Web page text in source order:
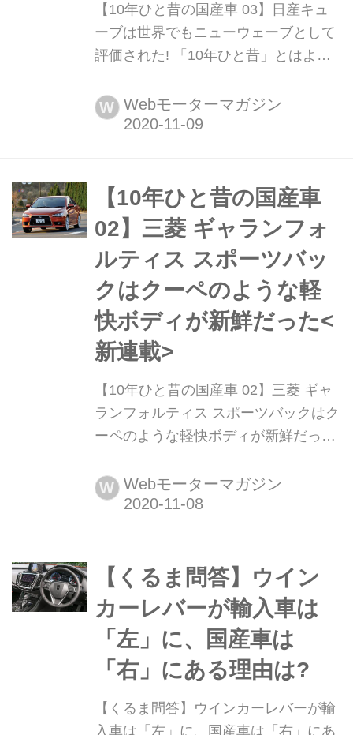
【10年ひと昔の国産車 03】日産キュ
ーブは世界でもニューウェーブとして
評価された! 「10年ひと昔」とはよく
や安全を重視する傾向が強まってい
た。そんな時代のニューモデル試乗記
W Webモーターマガジン
【10年ひと昔の国産車
02】三菱 ギャランフォ
ルティス スポーツバッ
クはクーペのような軽
快ボディが新鮮だった<
新連載>
【10年ひと昔の国産車 02】三菱 ギャ
ランフォルティス スポーツバックはク
ーペのような軽快ボディが新鮮だった
うが、およそ10年前の国産車は環境や
安全を重視する傾向が強まっていた。
回は「三菱 ギャランフォルティス ス
ポーツバック」だ。
W Webモーターマガジン
【くるま問答】ウイン
カーレバーが輸入車は
「左」に、国産車は
「右」にある理由は?
【くるま問答】ウインカーレバーが輸
入車は「左」に、国産車は「右」にあ